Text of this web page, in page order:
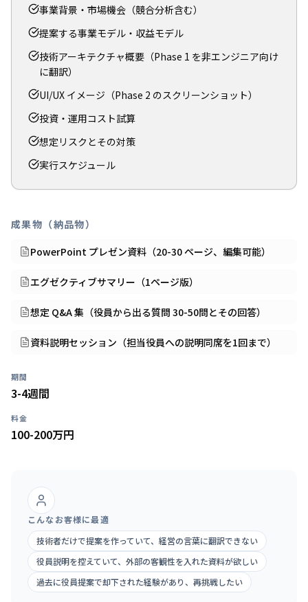
事業背景・市場機会（競合分析含む）
提案する事業モデル・収益モデル
技術アーキテクチャ概要（Phase 1 を非エンジニア向け
に翻訳）
UI/UX イメージ（Phase 2 のスクリーンショット）
投資・運用コスト試算
想定リスクとその対策
実行スケジュール
成果物（納品物）
PowerPoint プレゼン資料（20-30 ページ、編集可能）
エグゼクティブサマリー（1ページ版）
想定 Q&A 集（役員から出る質問 30-50問とその回答）
資料説明セッション（担当役員への説明同席を1回まで）
期間
3-4週間
料金
100-200万円
こんなお客様に最適
技術者だけで提案を作っていて、経営の言葉に翻訳できない
役員説明を控えていて、外部の客観性を入れた資料が欲しい
過去に役員提案で却下された経験があり、再挑戦したい